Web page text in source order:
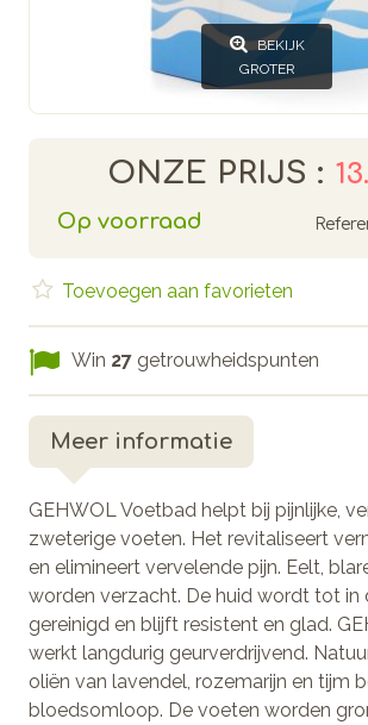
BEKIJK
GROTER
ONZE PRIJS :
Op voorraad
Toevoegen aan favorieten
Win 27 getrouwheidspunten
Meer informatie
GEHWOL Voetbad helpt bij pijnlijke,
zweterige voeten. Het revitaliseert
en elimineert vervelende pijn. Eelt,
worden verzacht. De huid wordt tot in
gereinigd en blijft resistent en glad.
werkt langdurig geurverdrijvend.
oliën van lavendel, rozemarijn en tijm
bloedsomloop. De voeten worden